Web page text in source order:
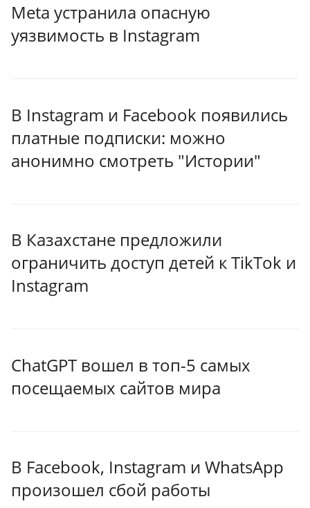
Meta устранила опасную
уязвимость в Instagram
В Instagram и Facebook появились
платные подписки: можно
анонимно смотреть "Истории"
В Казахстане предложили
ограничить доступ детей к TikTok и
Instagram
ChatGPT вошел в топ-5 самых
посещаемых сайтов мира
В Facebook, Instagram и WhatsApp
произошел сбой работы